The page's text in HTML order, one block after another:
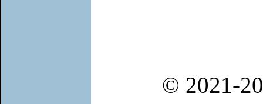
© 2021-